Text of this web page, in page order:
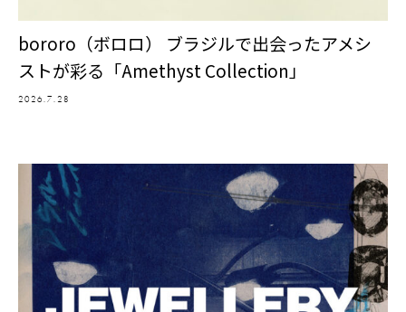
bororo（ボロロ） ブラジルで出会ったアメシ
ストが彩る「Amethyst Collection」
2026.7.28